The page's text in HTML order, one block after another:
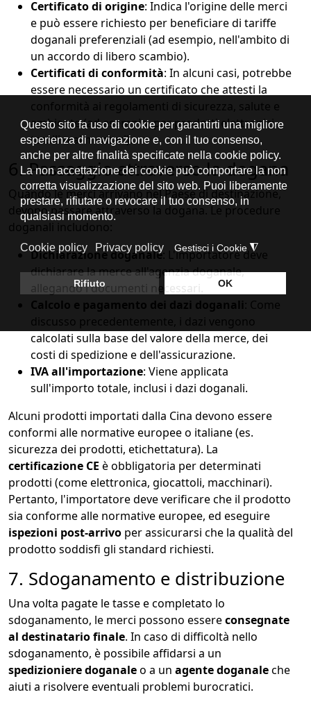
Certificato di origine: Indica l'origine delle merci
e può essere richiesto per beneficiare di tariffe
doganali preferenziali (ad esempio, nell'ambito di
un accordo di libero scambio).
Certificati di conformità: In alcuni casi, potrebbe
essere necessario un certificato che attesti la
conformità ai regolamenti di sicurezza, salute e
ambiente (ad esempio, per prodotti elettronici,
tessili o alimentari).
6. Passaggio attraverso la dogana
Quando le merci arrivano nel Paese di destinazione,
devono passare attraverso la dogana. Le procedure
doganali includono:
Dichiarazione doganale: L'importatore deve
dichiarare la merce all'agenzia doganale,
allegando i documenti necessari.
Calcolo e pagamento dei dazi doganali: Come
discusso precedentemente, i dazi vengono
calcolati sulla base del valore della merce, dei
costi di spedizione e dell'assicurazione.
IVA all'importazione: Viene applicata
sull'importo totale, inclusi i dazi doganali.
Alcuni prodotti importati dalla Cina devono essere
conformi alle normative europee o italiane (es.
sicurezza dei prodotti, etichettatura). La
certificazione CE è obbligatoria per determinati
prodotti (come elettronica, giocattoli, macchinari).
Pertanto, l'importatore deve verificare che il prodotto
sia conforme alle normative europee, ed eseguire
ispezioni post-arrivo per assicurarsi che la qualità del
prodotto soddisfi gli standard richiesti.
7. Sdoganamento e distribuzione
Una volta pagate le tasse e completato lo
sdoganamento, le merci possono essereconsegnate
al destinatario finale. In caso di difficoltà nello
sdoganamento, è possibile affidarsi a un
spedizioniere doganaleo a un agente doganaleche
aiuti a risolvere eventuali problemi burocratici.